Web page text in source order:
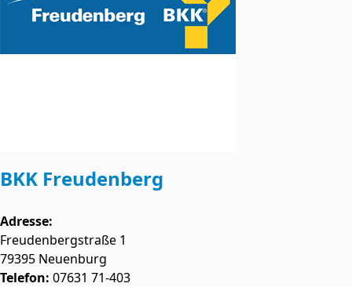
BKK Freudenberg
Adresse:
Freudenbergstraße 1
79395 Neuenburg
Telefon: 07631 71-403